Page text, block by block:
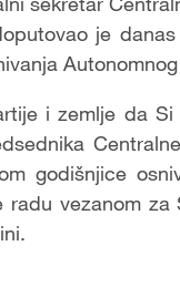
je
i zemlje da
godišnjice
vezanom